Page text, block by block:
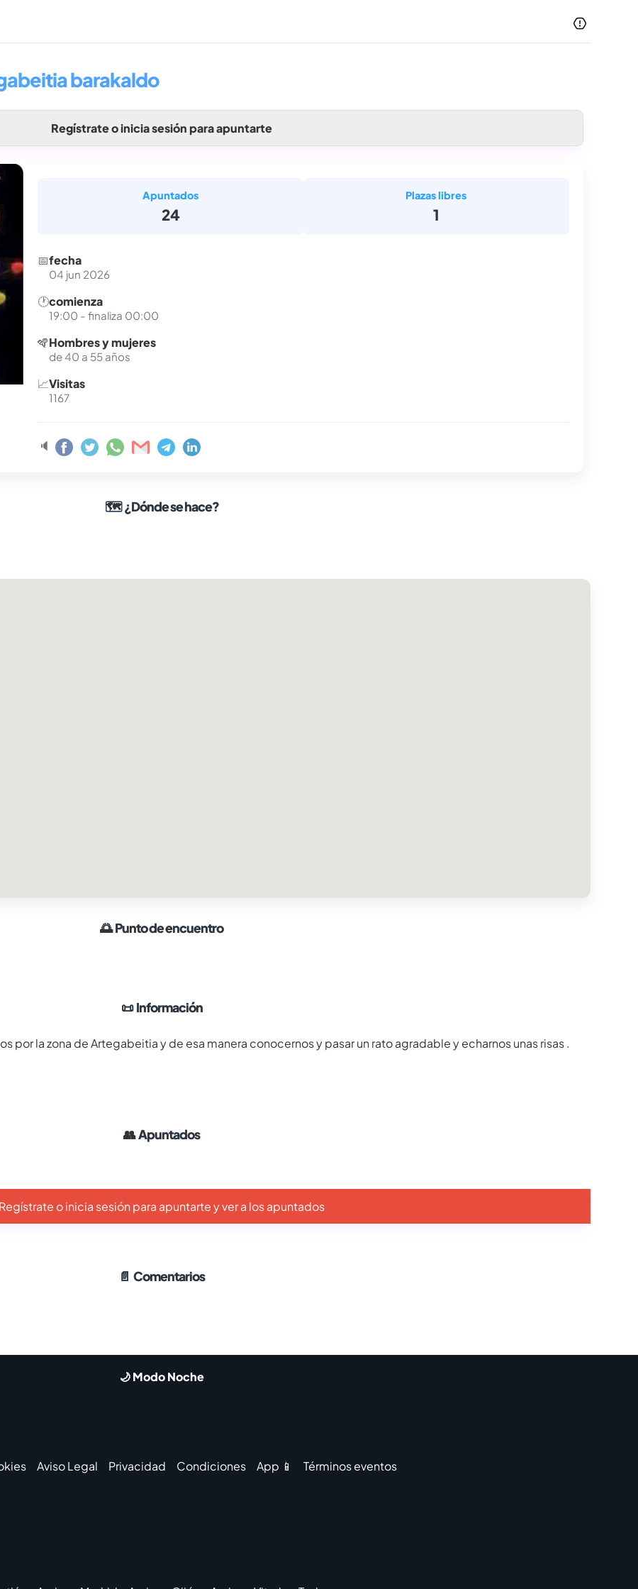
barakaldo
Regístrate o inicia sesión para apuntarte
Apuntados
24
Plazas libres
1
📅fecha
04 jun 2026
🕐comienza
19:00 - finaliza 00:00
🪇Hombres y mujeres
de 40 a 55 años
📈Visitas
1167
🔈
🗺¿Dónde se hace?
🌅Punto de encuentro
📜Información
por la zona de Artegabeitia y de esa manera conocernos y pasar un rato agradable y echarnos unas risas .
👥Apuntados
Regístrate o inicia sesión para apuntarte y ver a los apuntados
📄 Comentarios
🌙 Modo Noche
Aviso Legal Privacidad Condiciones App 📱 Términos eventos